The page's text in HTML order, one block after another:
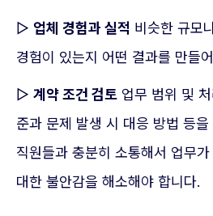
▷ 업체 경험과 실적 비슷한 규모
경험이 있는지 어떤 결과를 만들
▷ 계약 조건 검토 업무 범위 및
준과 문제 발생 시 대응 방법 등
직원들과 충분히 소통해서 업무
대한 불안감을 해소해야 합니다.